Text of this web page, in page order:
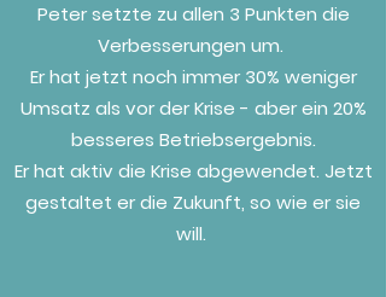
Peter setzte zu allen 3 Punkten die
Verbesserungen um.
Er hat jetzt noch immer 30% weniger
Umsatz als vor der Krise - aber ein 20%
besseres Betriebsergebnis.
Er hat aktiv die Krise abgewendet. Jetzt
gestaltet er die Zukunft, so wie er sie
will.